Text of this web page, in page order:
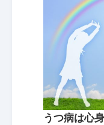
うつ病は心